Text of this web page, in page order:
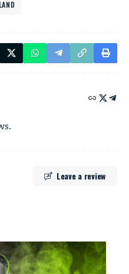
Leave a review